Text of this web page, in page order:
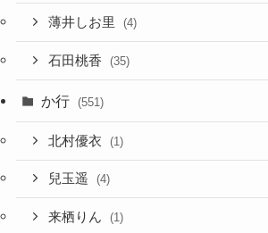
薄井しお里 (4)
石田桃香 (35)
か行 (551)
北村優衣 (1)
兒玉遥 (4)
来栖りん (1)